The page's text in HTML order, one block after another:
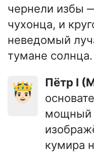
чернели избы
чухонца, и
неведомый
тумане солнца.
🤴🏻 Пётр I
мощный
кумира